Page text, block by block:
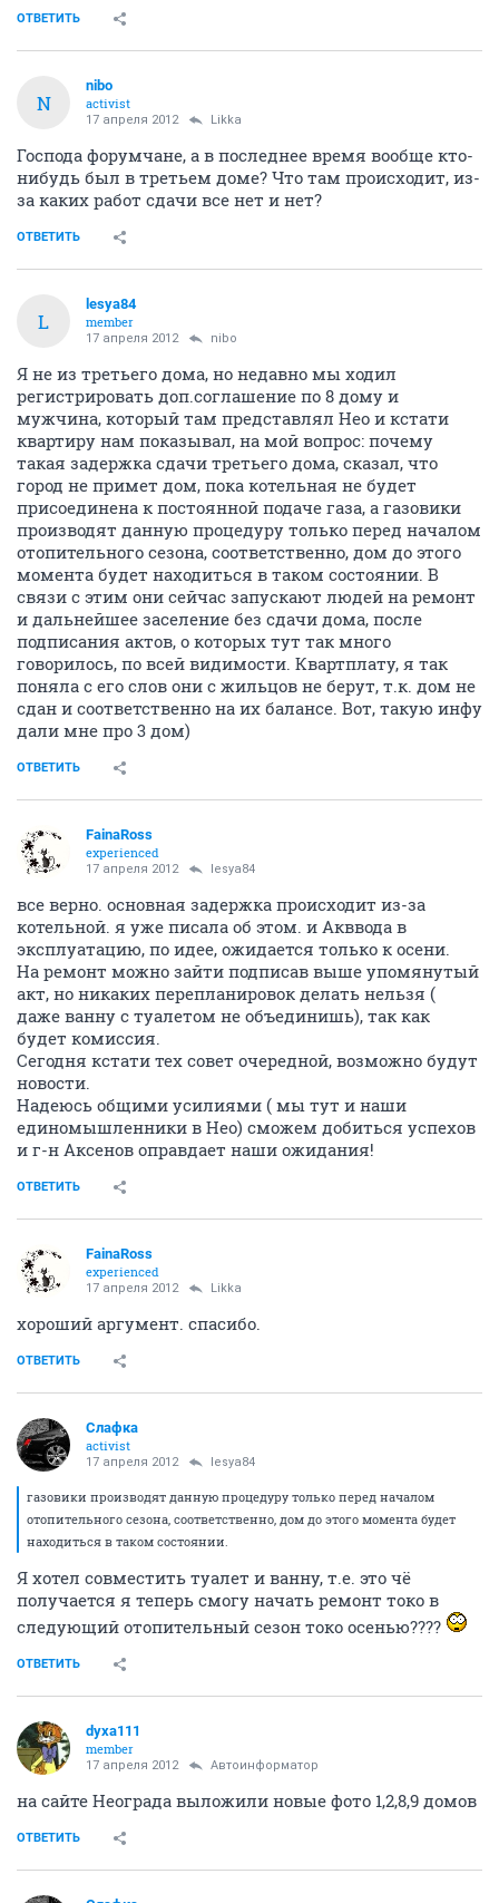
ОТВЕТИТЬ
N
nibo
activist
17 апреля 2012 Likka
Господа форумчане, а в последнее время вообще кто-
нибудь был в третьем доме? Что там происходит, из-
за каких работ сдачи все нет и нет?
ОТВЕТИТЬ
L
lesya84
member
17 апреля 2012 nibo
Я не из третьего дома, но недавно мы ходил
регистрировать доп.соглашение по 8 дому и
мужчина, который там представлял Нео и кстати
квартиру нам показывал, на мой вопрос: почему
такая задержка сдачи третьего дома, сказал, что
город не примет дом, пока котельная не будет
присоединена к постоянной подаче газа, а газовики
производят данную процедуру только перед началом
отопительного сезона, соответственно, дом до этого
момента будет находиться в таком состоянии. В
связи с этим они сейчас запускают людей на ремонт
и дальнейшее заселение без сдачи дома, после
подписания актов, о которых тут так много
говорилось, по всей видимости. Квартплату, я так
поняла с его слов они с жильцов не берут, т.к. дом не
сдан и соответственно на их балансе. Вот, такую инфу
дали мне про 3 дом)
ОТВЕТИТЬ
FainaRoss
experienced
17 апреля 2012 lesya84
все верно. основная задержка происходит из-за
котельной. я уже писала об этом. и Акввода в
эксплуатацию, по идее, ожидается только к осени.
На ремонт можно зайти подписав выше упомянутый
акт, но никаких перепланировок делать нельзя (
даже ванну с туалетом не объединишь), так как
будет комиссия.
Сегодня кстати тех совет очередной, возможно будут
новости.
Надеюсь общими усилиями ( мы тут и наши
единомышленники в Нео) сможем добиться успехов
и г-н Аксенов оправдает наши ожидания!
ОТВЕТИТЬ
FainaRoss
experienced
17 апреля 2012 Likka
хороший аргумент. спасибо.
ОТВЕТИТЬ
Слафка
activist
17 апреля 2012 lesya84
газовики производят данную процедуру только перед началом
отопительного сезона, соответственно, дом до этого момента будет
находиться в таком состоянии.
Я хотел совместить туалет и ванну, т.е. это чё
получается я теперь смогу начать ремонт токо в
следующий отопительный сезон токо осенью????
ОТВЕТИТЬ
dyxa111
member
17 апреля 2012 Автоинформатор
на сайте Неограда выложили новые фото 1,2,8,9 домов
ОТВЕТИТЬ